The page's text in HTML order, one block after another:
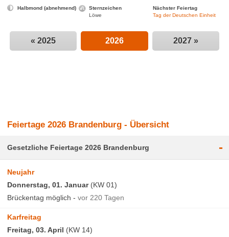
Halbmond (abnehmend)
Sternzeichen
Löwe
Nächster Feiertag
Tag der Deutschen Einheit
« 2025 2026 2027 »
Feiertage 2026 Brandenburg - Übersicht
Gesetzliche Feiertage 2026 Brandenburg -
Neujahr
Donnerstag, 01. Januar(KW 01)
Brückentag möglich -vor 220 Tagen
Karfreitag
Freitag, 03. April (KW 14)